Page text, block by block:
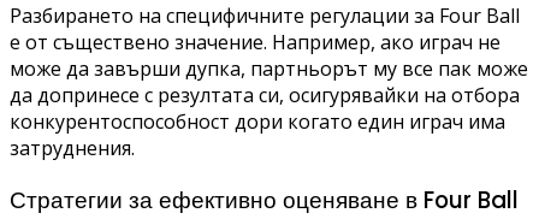
Разбирането на специфичните регулации за Four Ball
е от съществено значение. Например, ако играч не
може да завърши дупка, партньорът му все пак може
да допринесе с резултата си, осигурявайки на отбора
конкурентоспособност дори когато един играч има
затруднения.
Стратегии за ефективно оценяване в Four Ball